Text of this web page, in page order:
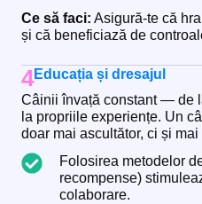
Ce să faci: Asigură-te că
și că beneficiază de
4Educația și dresajul
Câinii învață constant — de
la propriile experiențe. Un
doar mai ascultător, ci și
Folosirea metodelor
recompense)
colaborare.